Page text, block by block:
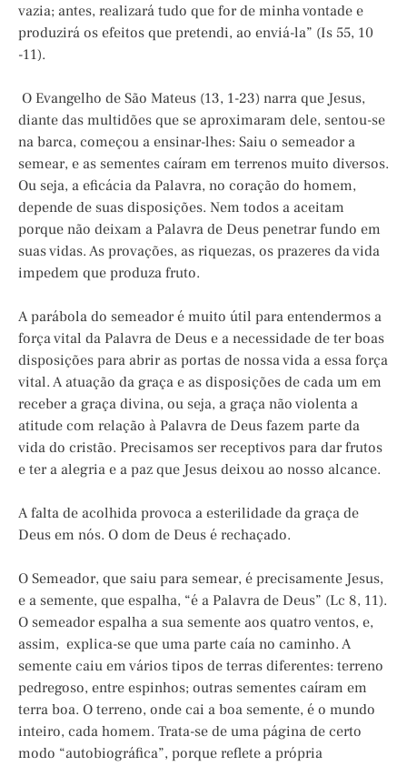
vazia; antes, realizará tudo que for de minha vontade e
produzirá os efeitos que pretendi, ao enviá-la” (Is 55, 10
-11).
O Evangelho de São Mateus (13, 1-23) narra que Jesus,
diante das multidões que se aproximaram dele, sentou-se
na barca, começou a ensinar-lhes: Saiu o semeador a
semear, e as sementes caíram em terrenos muito diversos.
Ou seja, a eficácia da Palavra, no coração do homem,
depende de suas disposições. Nem todos a aceitam
porque não deixam a Palavra de Deus penetrar fundo em
suas vidas. As provações, as riquezas, os prazeres da vida
impedem que produza fruto.
A parábola do semeador é muito útil para entendermos a
força vital da Palavra de Deus e a necessidade de ter boas
disposições para abrir as portas de nossa vida a essa força
vital. A atuação da graça e as disposições de cada um em
receber a graça divina, ou seja, a graça não violenta a
atitude com relação à Palavra de Deus fazem parte da
vida do cristão. Precisamos ser receptivos para dar frutos
e ter a alegria e a paz que Jesus deixou ao nosso alcance.
A falta de acolhida provoca a esterilidade da graça de
Deus em nós. O dom de Deus é rechaçado.
O Semeador, que saiu para semear, é precisamente Jesus,
e a semente, que espalha, “é a Palavra de Deus” (Lc 8, 11).
O semeador espalha a sua semente aos quatro ventos, e,
assim, explica-se que uma parte caía no caminho. A
semente caiu em vários tipos de terras diferentes: terreno
pedregoso, entre espinhos; outras sementes caíram em
terra boa. O terreno, onde cai a boa semente, é o mundo
inteiro, cada homem. Trata-se de uma página de certo
modo “autobiográfica”, porque reflete a própria